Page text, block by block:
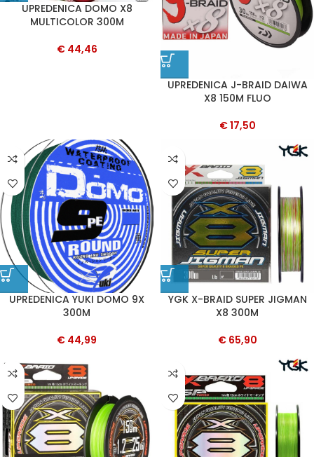
UPREDENICA DOMO X8
MULTICOLOR 300M
€44,46
UPREDENICA J-BRAID DAIWA
X8 150M FLUO
€17,50
UPREDENICA YUKI DOMO 9X
300M
€ 44,99
YGK X-BRAID SUPER JIGMAN
X8 300M
€65,90